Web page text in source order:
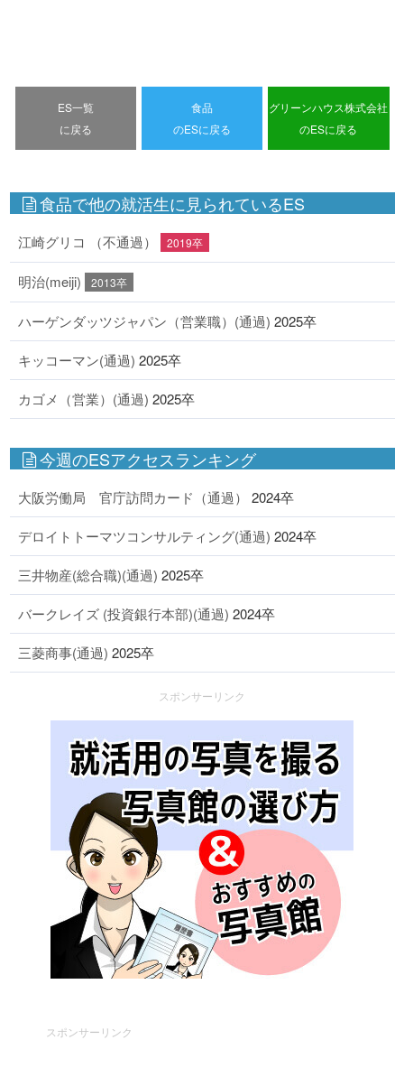
ES一覧
に戻る
食品
のESに戻る
グリーンハウス株式会社
のESに戻る
食品で他の就活生に見られているES
江崎グリコ （不通過） 2019卒
明治(meiji) 2013卒
ハーゲンダッツジャパン（営業職）(通過) 2025卒
キッコーマン(通過) 2025卒
カゴメ（営業）(通過) 2025卒
今週のESアクセスランキング
大阪労働局 官庁訪問カード（通過） 2024卒
デロイトトーマツコンサルティング(通過) 2024卒
三井物産(総合職)(通過) 2025卒
バークレイズ (投資銀行本部)(通過) 2024卒
三菱商事(通過) 2025卒
スポンサーリンク
スポンサーリンク